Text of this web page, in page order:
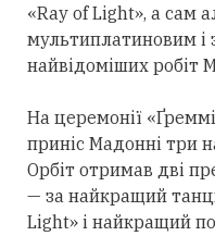
«Ray of Light», а сам
мультиплатиновим і
найвідоміших робіт
На церемонії
приніс Мадонні три
Орбіт отримав дві
— за найкращий
Light» і найкращий